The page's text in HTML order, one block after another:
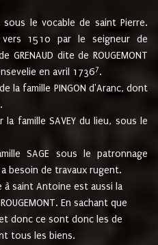
le vocable de saint Pierre.
1510 par le seigneur de
GRENAUD dite de ROUGEMONT
en avril 17367.
la famille PINGON d'Aranc, dont
famille SAVEY du lieu, sous le
SAGE sous le patronnage
besoin de travaux rugent.
à saint Antoine est aussi la
En sachant que
donc ce sont donc les de
tous les biens.